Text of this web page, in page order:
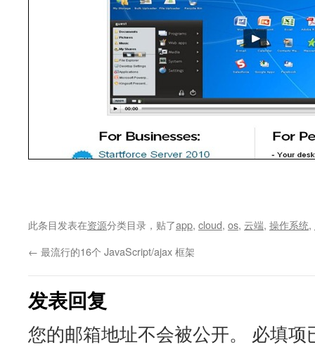
此条目发表在资源分类目录，贴了app, cloud, os, 云端, 操作系统,
← 最流行的16个 JavaScript/ajax 框架
发表回复
您的邮箱地址不会被公开。 必填项